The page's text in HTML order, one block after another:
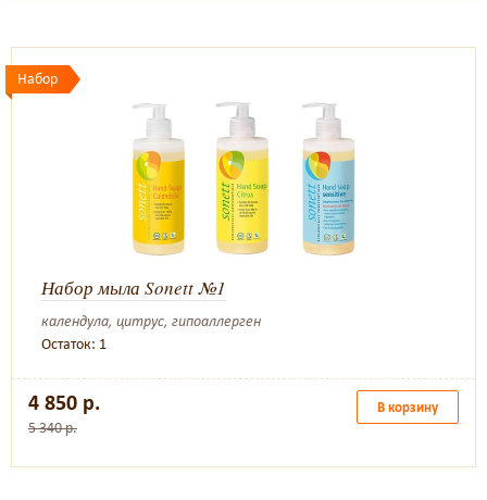
Набор
Набор мыла Sonett №1
календула, цитрус, гипоаллерген
Остаток: 1
4 850 р.
5 340 р.
В корзину